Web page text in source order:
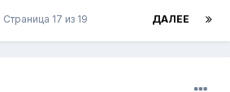
ДАЛЕЕ
Страница 17 из 19